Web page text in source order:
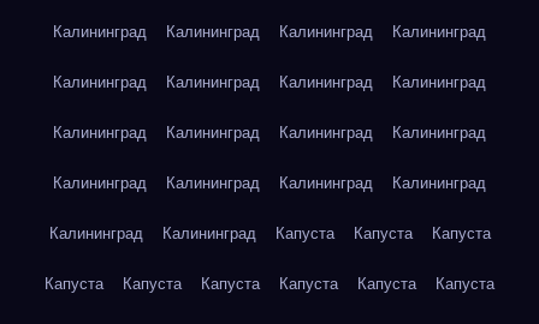
Калининград Калининград Калининград Калининград
Калининград Калининград Калининград Калининград
Калининград Калининград Калининград Калининград
Калининград Калининград Калининград Калининград
Калининград Калининград Капуста Капуста Капуста
Капуста Капуста Капуста Капуста Капуста Капуста